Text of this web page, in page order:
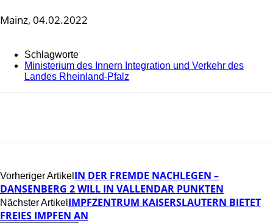
Mainz, 04.02.2022
Schlagworte
Ministerium des Innern Integration und Verkehr des
Landes Rheinland-Pfalz
Vorheriger Artikel IN DER FREMDE NACHLEGEN –
DANSENBERG 2 WILL IN VALLENDAR PUNKTEN
Nächster Artikel IMPFZENTRUM KAISERSLAUTERN BIETET
FREIES IMPFEN AN